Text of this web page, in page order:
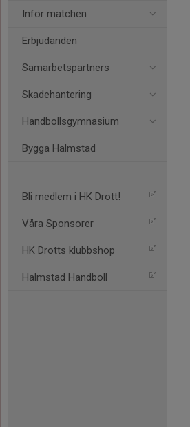
Inför matchen
Erbjudanden
Samarbetspartners
Skadehantering
Handbollsgymnasium
Bygga Halmstad
Bli medlem i HK Drott!
Våra Sponsorer
HK Drotts klubbshop
Halmstad Handboll